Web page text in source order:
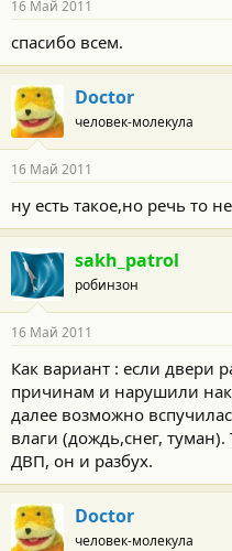
16 Май 2011
спасибо всем.
Doctor
человек-молекула
16 Май 2011
ну есть такое,но речь то
sakh_patrol
робинзон
16 Май 2011
Как вариант : если двери
причинам и нарушили
далее возможно
влаги (дождь,снег,
ДВП, он и разбух.
Doctor
человек-молекула